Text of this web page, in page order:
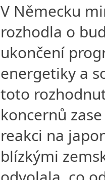
V Německu
rozhodla o
ukončení
energetiky a
toto
koncernů
reakci na
blízkými